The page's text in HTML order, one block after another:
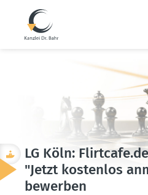
LG Köln:
"Jetzt kostenlos
bewerben